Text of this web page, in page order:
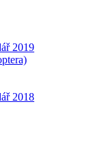
2019
2018